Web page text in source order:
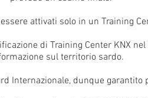
attivati solo in un Training
di Training Center KNX
sul territorio sardo.
Internazionale, dunque garantito